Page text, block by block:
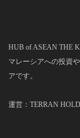
HUB of ASEAN THE
マレーシアへの投資
アです。
運営：TERRAN